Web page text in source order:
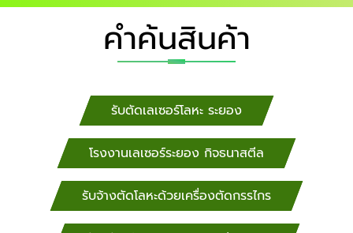
1mm.- 6mm. จะพับได้ความยาว 4000mm. ความหนา
8mm. จะพับได้ความยาว 2600mm. ความหนา
9mm.-10mm. จะพับได้ความยาว 1500mm. ความหนา
12mm. จะพับได้ความยาว 1000mm. ความหนา 15mm.
ความยาว 200mm. งานพับเหล็กหนา ด้วยเครื่อง CNC
พับสแตนเลส ระยอง ความหนา 1mm. -5mm.จะพับได้
ความยาว 4000mm. ความหนา 6mm. จะพับได้ความยาว
3200mm. ความหนา 8mm. จะพับได้ความยาว 1500mm.
ความหนา 9mm. -10mm. จะพับได้ความยาว 1000mm.
ความหนา 12mm. จะพับได้ความยาว 600mm. ความหนา
15mm. จะพับได้ความยาว 300mm. ​ รับจ้างพับเหล็ก
คำค้นสินค้า
รับตัดเลเซอร์โลหะ ระยอง
โรงงานเลเซอร์ระยอง กิจธนาสตีล
รับจ้างตัดโลหะด้วยเครื่องตัดกรรไกร